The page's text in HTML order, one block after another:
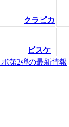
クラピカ
ビスケ
第2弾の最新情報